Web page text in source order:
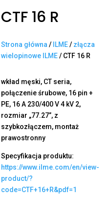
CTF 16 R
Strona główna / ILME/ złącza
wielopinowe ILME/ CTF 16 R
wkład męski, CT seria,
połączenie śrubowe, 16 pin +
PE, 16 A 230/400 V 4 kV 2,
rozmiar „77.27”, z
szybkozłączem, montaż
prawostronny
Specyfikacja produktu:
https://www.ilme.com/en/view-
product/?
code=CTF+16+R&pdf=1